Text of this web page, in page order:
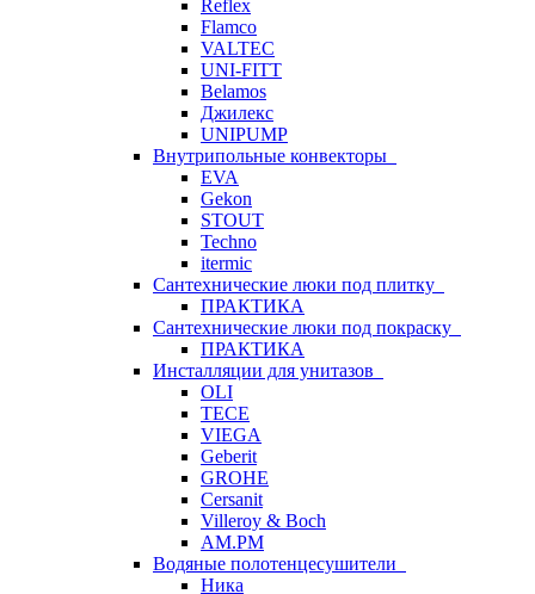
Reflex
Flamco
VALTEC
UNI-FITT
Belamos
Джилекс
UNIPUMP
Внутрипольные конвекторы
EVA
Gekon
STOUT
Techno
itermic
Сантехнические люки под плитку
ПРАКТИКА
Сантехнические люки под покраску
ПРАКТИКА
Инсталляции для унитазов
OLI
TECE
VIEGA
Geberit
GROHE
Cersanit
Villeroy & Boch
AM.PM
Водяные полотенцесушители
Ника